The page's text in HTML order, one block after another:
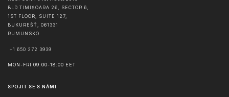
BLD TIMIȘOARA 26, SECTOR 6,
1ST FLOOR, SUITE 127,
BUKUREŠŤ , 061331
RUMUNSKO
+1 650 272 3939
MON-FRI 09:00-18:00 EET
SPOJIT SE S NÁMI